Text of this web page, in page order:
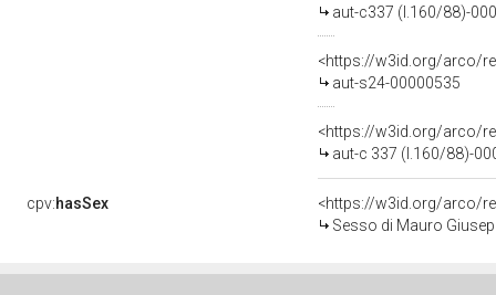
aut-c337 (l.160/88)-
<https://w3id.org/arco/
aut-s24-00000535
<https://w3id.org/arco/
aut-c 337 (l.160/88)-
cpv:hasSex
<https://w3id.org/arco/
Sesso di Mauro